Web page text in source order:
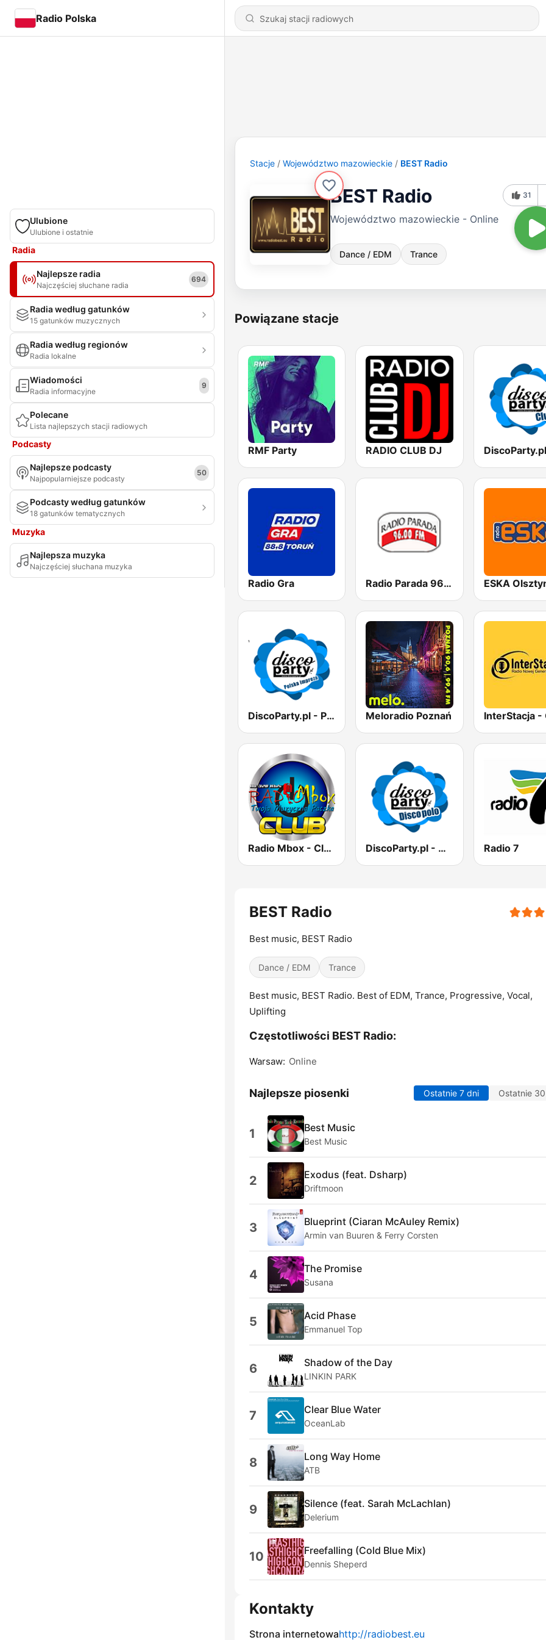
Radio Polska
Ulubione
Ulubione i ostatnie
Radia
Najlepsze radia
Najczęściej słuchane radia
694
Radia według gatunków
15 gatunków muzycznych
Radia według regionów
Radia lokalne
Wiadomości
Radia informacyjne
9
Polecane
Lista najlepszych stacji radiowych
Podcasty
Najlepsze podcasty
Najpopularniejsze podcasty
50
Podcasty według gatunków
18 gatunków tematycznych
Muzyka
Najlepsza muzyka
Najczęściej słuchana muzyka
Stacje Województwo mazowieckie BEST Radio
BEST Radio
Województwo mazowieckie - Online
Dance / EDM Trance
31
Powiązane stacje
RMF Party RADIO CLUB DJ
Radio Gra Radio Parada 96.0 FM ESKA
DiscoParty.pl - Polska Impreza Meloradio Poznań InterStacja -
Radio Mbox - Club DiscoParty.pl - Disco Polo Radio 7
BEST Radio
Best music, BEST Radio
Dance / EDM Trance
Best music, BEST Radio. Best of EDM, Trance, Progressive, Vocal,
Uplifting
Częstotliwości BEST Radio:
Warsaw: Online
Najlepsze piosenki Ostatnie 7 dni Ostatnie
1 Best Music
Best Music
2 Exodus (feat. Dsharp)
Driftmoon
3 Blueprint (Ciaran McAuley Remix)
Armin van Buuren & Ferry Corsten
4 The Promise
Susana
5 Acid Phase
Emmanuel Top
6 Shadow of the Day
LINKIN PARK
7 Clear Blue Water
OceanLab
8 Long Way Home
ATB
9 Silence (feat. Sarah McLachlan)
Delerium
10 Freefalling (Cold Blue Mix)
Dennis Sheperd
Kontakty
Strona internetowahttp://radiobest.eu